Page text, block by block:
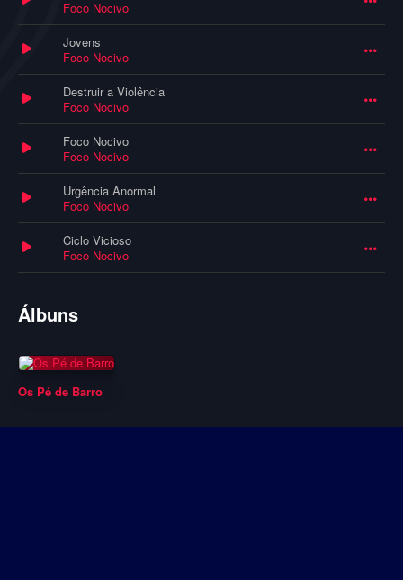
Foco Nocivo
Jovens
Foco Nocivo
Destruir a Violência
Foco Nocivo
Foco Nocivo
Foco Nocivo
Urgência Anormal
Foco Nocivo
Ciclo Vicioso
Foco Nocivo
Álbuns
Os Pé de Barro